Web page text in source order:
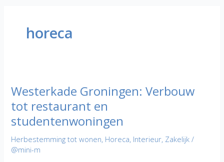
horeca
Westerkade Groningen: Verbouw
tot restaurant en
studentenwoningen
Herbestemming tot wonen, Horeca, Interieur, Zakelijk /
@mini-m